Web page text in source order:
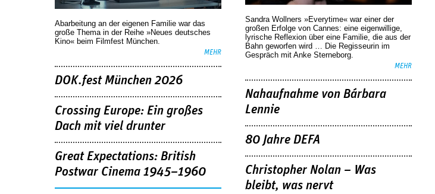
Abarbeitung an der eigenen Familie war das
große Thema in der Reihe »Neues deutsches
Kino« beim Filmfest München.
MEHR
DOK.fest München 2026
Crossing Europe: Ein großes
Dach mit viel drunter
Great Expectations: British
Postwar Cinema 1945–1960
Sandra Wollners »Everytime« war einer der
großen Erfolge von Cannes: eine eigenwillige,
lyrische Reflexion über eine ­Familie, die aus der
Bahn geworfen wird … Die Regisseurin im
Gespräch mit Anke Sterneborg.
MEHR
Nahaufnahme von Bárbara
Lennie
80 Jahre DEFA
Christopher Nolan – Was
bleibt, was nervt